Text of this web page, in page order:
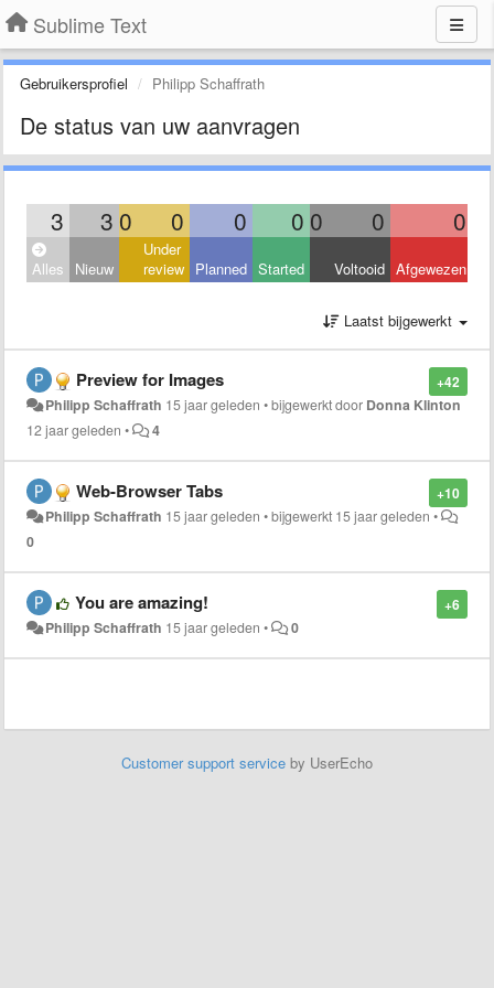
Sublime Text
Gebruikersprofiel Philipp Schaffrath
De status van uw aanvragen
3 3 0 0 0 0 0 0 0
Alles Nieuw
Under
review Planned Started Voltooid Afgewezen
Laatst bijgewerkt
+42
Preview for Images
Philipp Schaffrath 15 jaar geleden •bijgewerkt door Donna Klinton
12 jaar geleden • 4
+10
Web-Browser Tabs
Philipp Schaffrath 15 jaar geleden •bijgewerkt 15 jaar geleden •
0
+6
You are amazing!
Philipp Schaffrath 15 jaar geleden • 0
Customer support service by UserEcho